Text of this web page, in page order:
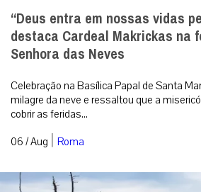
“Deus entra em nossas vidas
destaca Cardeal Makrickas na
Senhora das Neves
Celebração na Basílica Papal de Santa
milagre da neve e ressaltou que a
cobrir as feridas...
06 / Aug | Roma